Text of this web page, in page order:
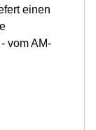
einen
vom AM-